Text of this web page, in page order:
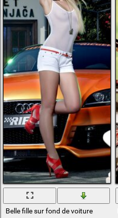
Belle fille sur fond de voiture